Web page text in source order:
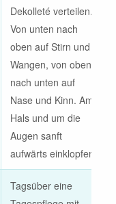
Dekolleté verteilen.
Von unten nach
oben auf Stirn und
Wangen, von oben
nach unten auf
Nase und Kinn. Am
Hals und um die
Augen sanft
aufwärts einklopfen.
Tagsüber eine